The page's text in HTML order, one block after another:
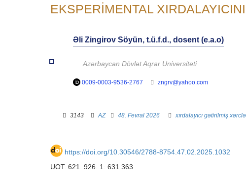
EKSPERIMENTAL
Əli Zingirov Söyün, t.ü.f.d., dosent (e.a.o)
Azərbaycan Dövlət Aqrar Universiteti
0009-0003-9536-2767 zngrv@yahoo.com
3143 ­ ­ AZ­ ­ 48. Fevral 2026 xırdalayıcı gətirilmiş
https://doi.org/10.30546/2788-8754.47.02.2025.1032
UOT: 621. 926. 1: 631.363